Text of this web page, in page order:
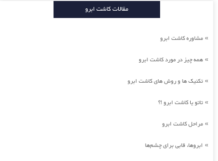
مقالات کاشت ابرو
» مشاوره کاشت ابرو
» همه چیز در مورد کاشت ابرو
» تکنیک ها و روش های کاشت ابرو
» تاتو یا کاشت ابرو !؟
» مراحل کاشت ابرو
» ابروها، قابی برای چشم‌ها